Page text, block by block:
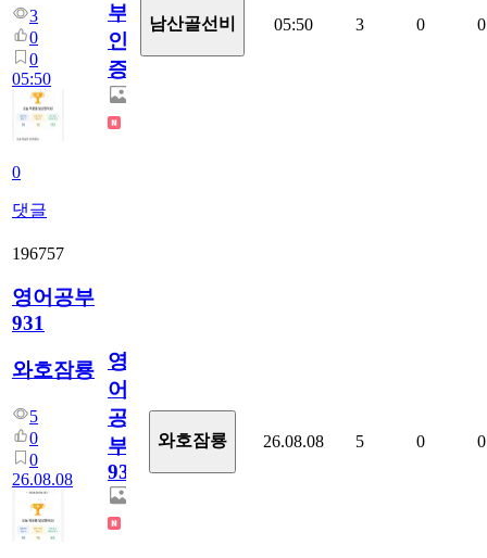
3
0
0
05:50
0
댓글
부
인
증
남산골선비 05:50 3 0 0
196757
영어공부
931
와호잠룡
5
0
0
26.08.08
영
어
공
부
931
와호잠룡 26.08.08 5 0 0